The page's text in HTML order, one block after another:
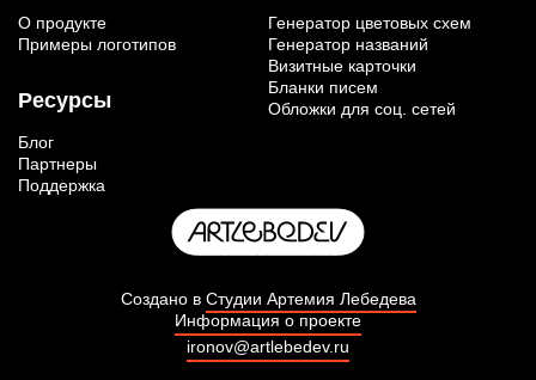
О продукте
Примеры логотипов
Ресурсы
Блог
Партнеры
Поддержка
Генератор цветовых схем
Генератор названий
Визитные карточки
Бланки писем
Обложки для соц. сетей
Создано в Студии Артемия Лебедева
Информация о проекте
ironov@artlebedev.ru